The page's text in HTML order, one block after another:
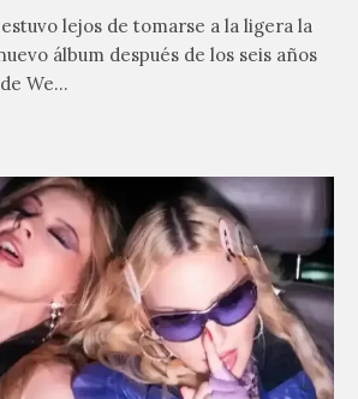
lejos de tomarse a la ligera la
álbum después de los seis años
We…